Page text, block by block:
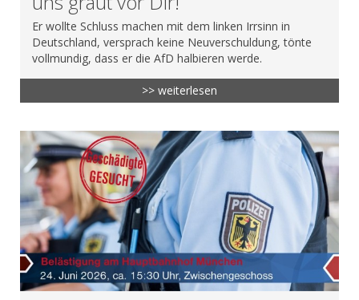
Er wollte Schluss machen mit dem linken Irrsinn in
Deutschland, versprach keine Neuverschuldung, tönte
vollmundig, dass er die AfD halbieren werde.
>> weiterlesen